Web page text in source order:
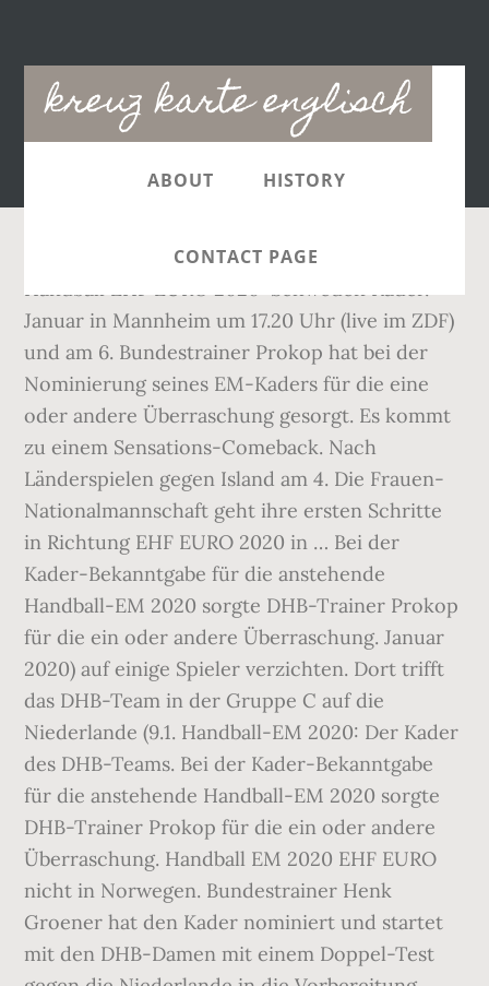
kreuz karte englisch
Main
navigation
ABOUT HISTORY
CONTACT PAGE
Handball EHF EURO 2020: Schweden Kader.
Januar in Mannheim um 17.20 Uhr (live im ZDF)
und am 6. Bundestrainer Prokop hat bei der
Nominierung seines EM-Kaders für die eine
oder andere Überraschung gesorgt. Es kommt
zu einem Sensations-Comeback. Nach
Länderspielen gegen Island am 4. Die Frauen-
Nationalmannschaft geht ihre ersten Schritte
in Richtung EHF EURO 2020 in … Bei der
Kader-Bekanntgabe für die anstehende
Handball-EM 2020 sorgte DHB-Trainer Prokop
für die ein oder andere Überraschung. Januar
2020) auf einige Spieler verzichten. Dort trifft
das DHB-Team in der Gruppe C auf die
Niederlande (9.1. Handball-EM 2020: Der Kader
des DHB-Teams. Bei der Kader-Bekanntgabe
für die anstehende Handball-EM 2020 sorgte
DHB-Trainer Prokop für die ein oder andere
Überraschung. Handball EM 2020 EHF EURO
nicht in Norwegen. Bundestrainer Henk
Groener hat den Kader nominiert und startet
mit den DHB-Damen mit einem Doppel-Test